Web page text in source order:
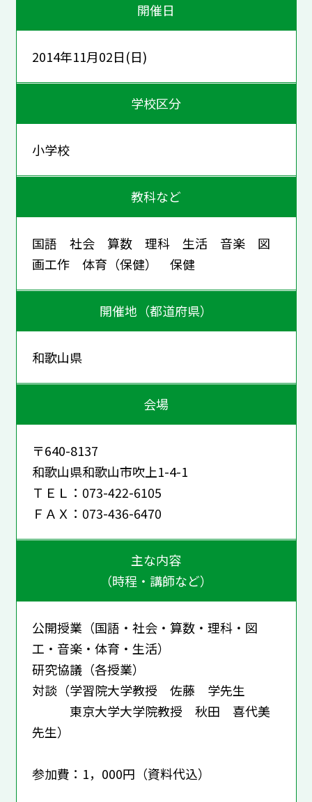
開催日
2014年11月02日(日)
学校区分
小学校
教科など
国語 社会 算数 理科 生活 音楽 図
画工作 体育（保健） 保健
開催地（都道府県）
和歌山県
会場
〒640-8137
和歌山県和歌山市吹上1-4-1
ＴＥＬ：073-422-6105
ＦＡＸ：073-436-6470
主な内容
（時程・講師など）
公開授業（国語・社会・算数・理科・図
工・音楽・体育・生活）
研究協議（各授業）
対談（学習院大学教授 佐藤 学先生
東京大学大学院教授 秋田 喜代美
先生）
参加費：1，000円（資料代込）